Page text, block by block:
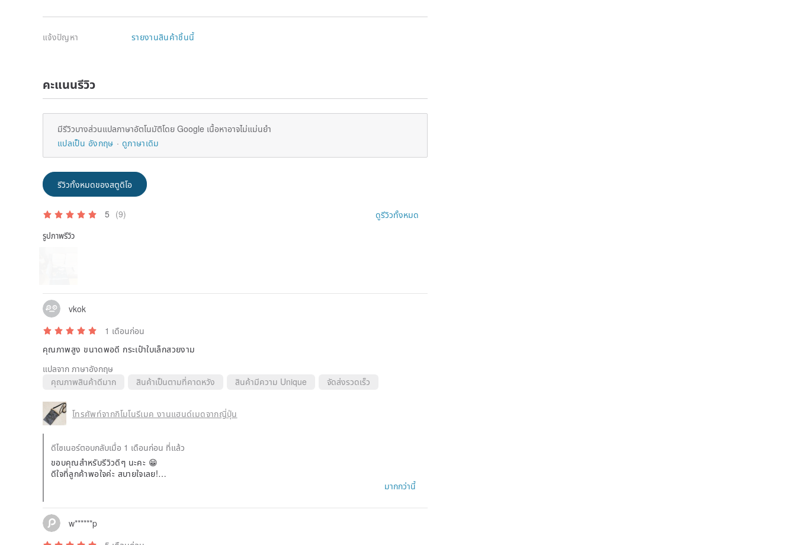
แจ้งปัญหา รายงานสินค้าชิ้นนี้
คะแนนรีวิว
มีรีวิวบางส่วนแปลภาษาอัตโนมัติโดย Google เนื้อหาอาจไม่แม่นยำ
แปลเป็น อังกฤษ
ดูภาษาเดิม
รีวิวทั้งหมดของสตูดิโอ
5 (9) ดูรีวิวทั้งหมด
รูปภาพรีวิว
vkok
1 เดือนก่อน
คุณภาพสูง ขนาดพอดี กระเป๋าใบเล็กสวยงาม
แปลจาก ภาษาอังกฤษ
คุณภาพสินค้าดีมาก
สินค้าเป็นตามที่คาดหวัง สินค้ามีความ Unique จัดส่งรวดเร็ว
โทรศัพท์จากกิโมโนรีเมค งานแฮนด์เมดจากญี่ปุ่น
ดีไซเนอร์ตอบกลับเมื่อ 1 เดือนก่อน ที่แล้ว
ขอบคุณสำหรับรีวิวดีๆ นะคะ 😁
ดีใจที่ลูกค้าพอใจค่ะ สบายใจเลย!
มากกว่านี้
w******p